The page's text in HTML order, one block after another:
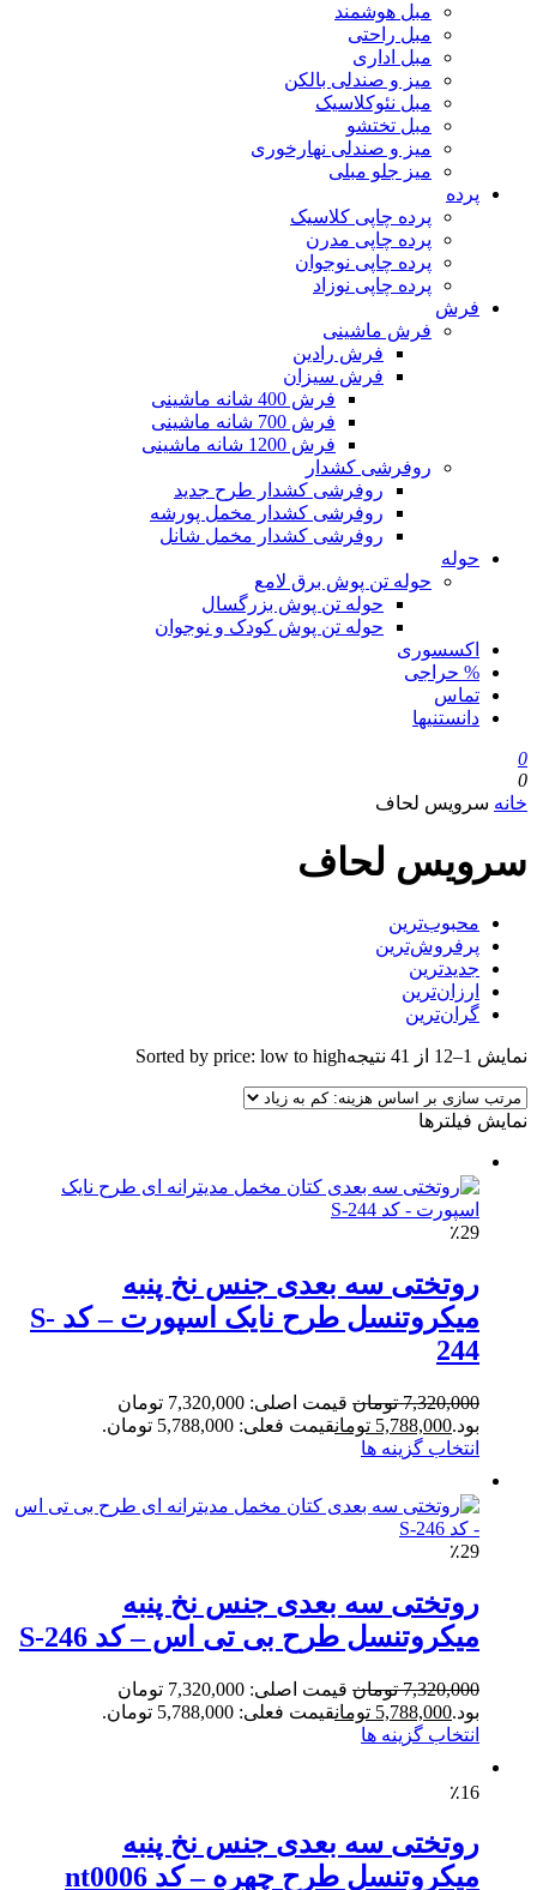
مبل هوشمند
مبل راحتی
مبل اداری
میز و صندلی بالکن
مبل نئوکلاسیک
مبل تختشو
میز و صندلی نهارخوری
میز جلو مبلی
پرده
پرده چاپی کلاسیک
پرده چاپی مدرن
پرده چاپی نوجوان
پرده چاپی نوزاد
فرش
فرش ماشینی
فرش رادین
فرش سیزان
فرش 400 شانه ماشینی
فرش 700 شانه ماشینی
فرش 1200 شانه ماشینی
روفرشی کشدار
روفرشی کشدار طرح جدید
روفرشی کشدار مخمل پورشه
روفرشی کشدار مخمل شانل
حوله
حوله تن پوش برق لامع
حوله تن پوش بزرگسال
حوله تن پوش کودک و نوجوان
اکسسوری
% حراجی
تماس
دانستنیها
0
0
خانه سرویس لحاف
سرویس لحاف
محبوب‌ترین
پرفروش‌ترین
جدیدترین
ارزان‌ترین
گران‌ترین
نمایش 1–12 از 41 نتیجه Sorted by price: low to high
نمایش فیلترها
٪29
روتختی سه بعدی جنس نخ پنبه
میکروتنسل طرح نایک اسپورت – کد S-
244
7,320,000 تومان
قیمت اصلی: 7,320,000 تومان
بود.5,788,000 تومانقیمت فعلی: 5,788,000 تومان.
انتخاب گزینه ها
٪29
روتختی سه بعدی جنس نخ پنبه
میکروتنسل طرح بی تی اس – کد S-246
7,320,000 تومان
قیمت اصلی: 7,320,000 تومان
بود.5,788,000 تومانقیمت فعلی: 5,788,000 تومان.
انتخاب گزینه ها
٪16
روتختی سه بعدی جنس نخ پنبه
میکروتنسل طرح چهره – کد nt0006